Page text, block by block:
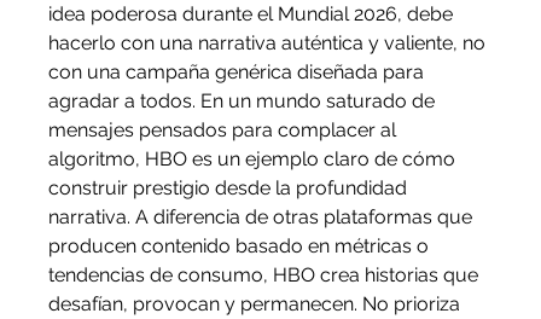
idea poderosa durante el Mundial 2026, debe
hacerlo con una narrativa auténtica y valiente, no
con una campaña genérica diseñada para
agradar a todos. En un mundo saturado de
mensajes pensados para complacer al
algoritmo, HBO es un ejemplo claro de cómo
construir prestigio desde la profundidad
narrativa. A diferencia de otras plataformas que
producen contenido basado en métricas o
tendencias de consumo, HBO crea historias que
desafían, provocan y permanecen. No prioriza